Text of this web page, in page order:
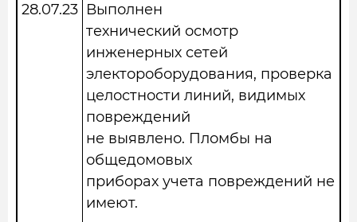
28.07.23 Выполнен
технический осмотр
инженерных сетей
электороборудования, проверка
целостности линий, видимых
повреждений
не выявлено. Пломбы на
общедомовых
приборах учета повреждений не
имеют.